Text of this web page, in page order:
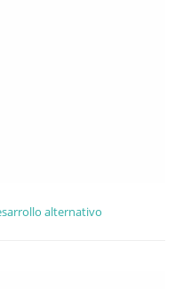
alternativo